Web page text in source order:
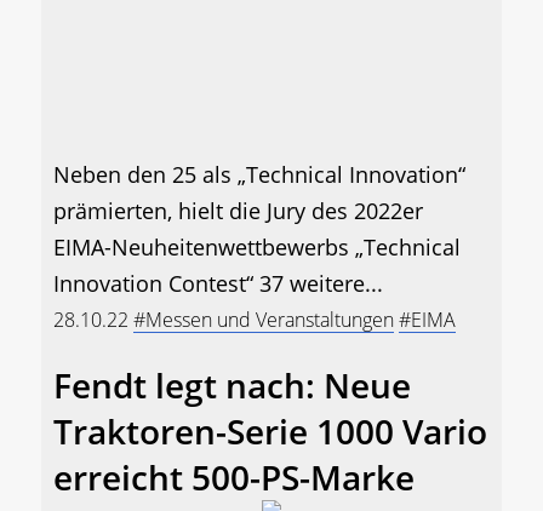
Neben den 25 als „Technical Innovation“
prämierten, hielt die Jury des 2022er
EIMA-Neuheitenwettbewerbs „Technical
Innovation Contest“ 37 weitere...
28.10.22 #Messen und Veranstaltungen#EIMA
Fendt legt nach: Neue
Traktoren-Serie 1000 Vario
erreicht 500-PS-Marke